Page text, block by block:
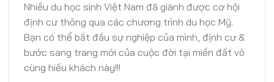
Nhiều du học sinh Việt Nam đã giành được cơ hội
định cư thông qua các chương trình du học Mỹ.
Bạn có thể bắt đầu sự nghiệp của mình, định cư &
bước sang trang mới của cuộc đời tại miền đất vô
cùng hiếu khách này!!!